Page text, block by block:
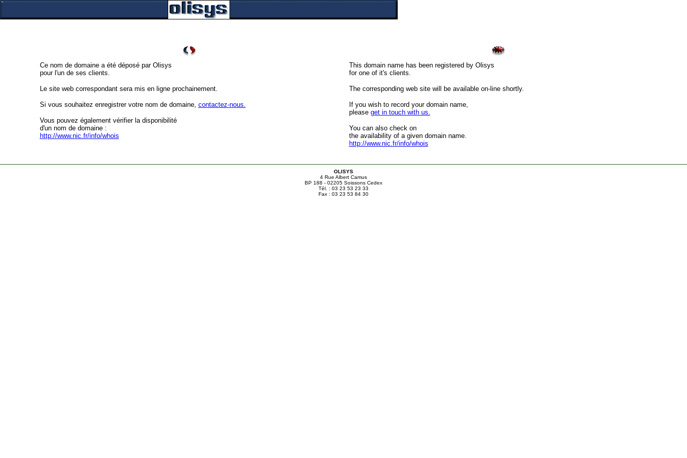
Ce nom de domaine a été déposé par Olisys
pour l'un de ses clients.
Le site web correspondant sera mis en ligne prochainement.
Si vous souhaitez enregistrer votre nom de domaine, contactez-nous.
Vous pouvez également vérifier la disponibilité
d'un nom de domaine :
http://www.nic.fr/info/whois
This domain name has been registered by Olisys
for one of it's clients.
The corresponding web site will be available on-line shortly.
If you wish to record your domain name,
please get in touch with us.
You can also check on
the availability of a given domain name.
http://www.nic.fr/info/whois
OLISYS
4 Rue Albert Camus
BP 188 - 02205 Soissons Cedex
Tél. : 03 23 53 23 33
Fax : 03 23 53 84 30